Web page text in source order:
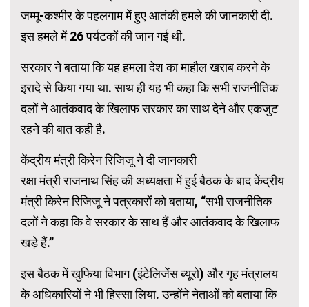
जम्मू-कश्मीर के पहलगाम में हुए आतंकी हमले की जानकारी दी.
इस हमले में 26 पर्यटकों की जान गई थी.
सरकार ने बताया कि यह हमला देश का माहौल खराब करने के
इरादे से किया गया था. साथ ही यह भी कहा कि सभी राजनीतिक
दलों ने आतंकवाद के खिलाफ सरकार का साथ देने और एकजुट
रहने की बात कही है.
केंद्रीय मंत्री किरेन रिजिजू ने दी जानकारी
रक्षा मंत्री राजनाथ सिंह की अध्यक्षता में हुई बैठक के बाद केंद्रीय
मंत्री किरेन रिजिजू ने पत्रकारों को बताया, “सभी राजनीतिक
दलों ने कहा कि वे सरकार के साथ हैं और आतंकवाद के खिलाफ
खड़े हैं.”
इस बैठक में खुफिया विभाग (इंटेलिजेंस ब्यूरो) और गृह मंत्रालय
के अधिकारियों ने भी हिस्सा लिया. उन्होंने नेताओं को बताया कि